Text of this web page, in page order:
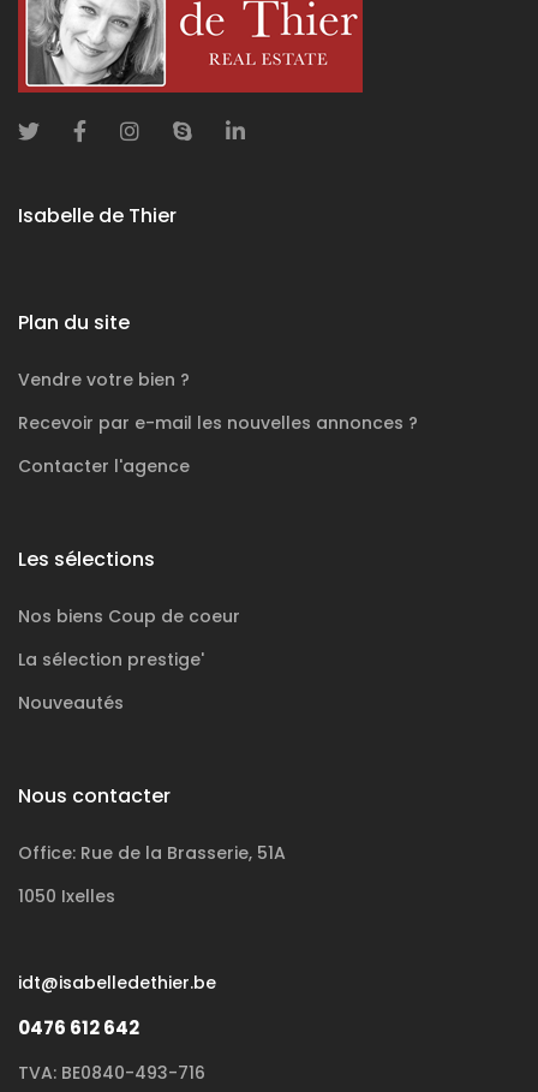
Isabelle de Thier
Plan du site
Vendre votre bien ?
Recevoir par e-mail les nouvelles annonces ?
Contacter l'agence
Les sélections
Nos biens Coup de coeur
La sélection prestige'
Nouveautés
Nous contacter
Office: Rue de la Brasserie, 51A
1050 Ixelles
idt@isabelledethier.be
0476 612 642
TVA: BE0840-493-716